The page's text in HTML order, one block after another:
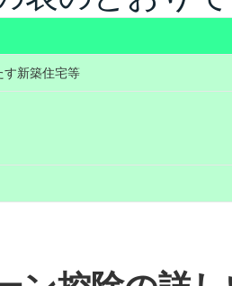
す新築住宅等